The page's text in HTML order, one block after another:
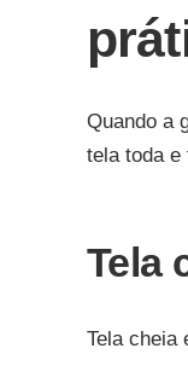
Quando a
tela toda e
Tela
Tela cheia